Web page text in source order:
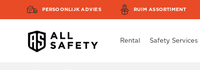
PERSOONLIJK ADVIES RUIM ASSORTIMENT
Rental Safety Services